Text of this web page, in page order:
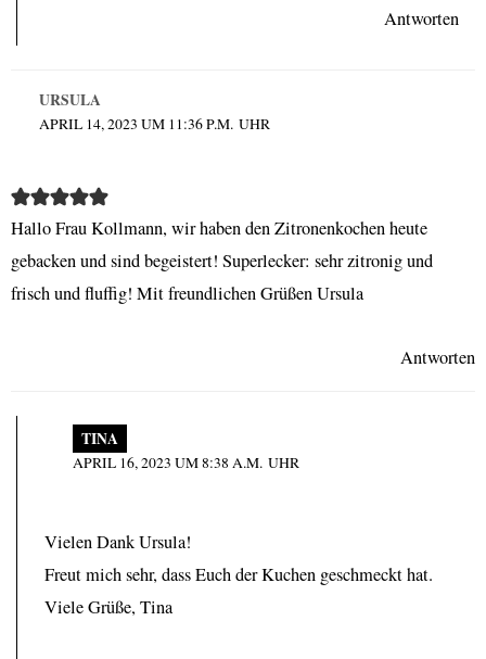
Antworten
URSULA
APRIL 14, 2023 UM 11:36 P.M. UHR
Hallo Frau Kollmann, wir haben den Zitronenkochen heute
gebacken und sind begeistert! Superlecker: sehr zitronig und
frisch und fluffig! Mit freundlichen Grüßen Ursula
Antworten
TINA
APRIL 16, 2023 UM 8:38 A.M. UHR
Vielen Dank Ursula!
Freut mich sehr, dass Euch der Kuchen geschmeckt hat.
Viele Grüße, Tina